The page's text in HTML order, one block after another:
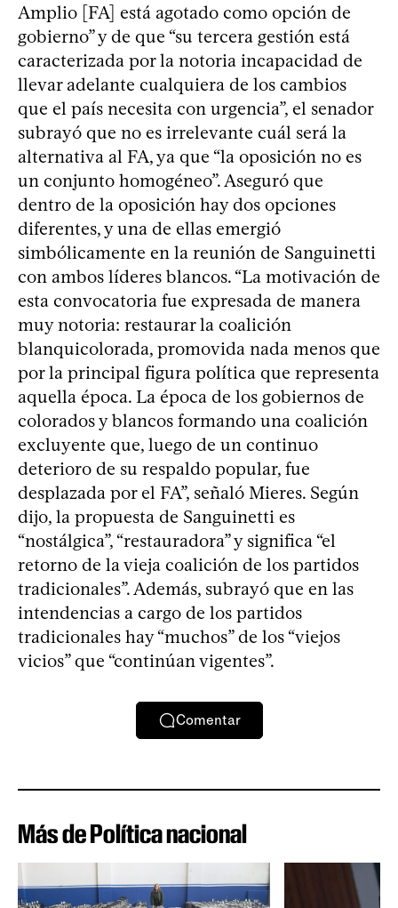
Amplio [FA] está agotado como opción de
gobierno” y de que “su tercera gestión está
caracterizada por la notoria incapacidad de
llevar adelante cualquiera de los cambios
que el país necesita con urgencia”, el senador
subrayó que no es irrelevante cuál será la
alternativa al FA, ya que “la oposición no es
un conjunto homogéneo”. Aseguró que
dentro de la oposición hay dos opciones
diferentes, y una de ellas emergió
simbólicamente en la reunión de Sanguinetti
con ambos líderes blancos. “La motivación de
esta convocatoria fue expresada de manera
muy notoria: restaurar la coalición
blanquicolorada, promovida nada menos que
por la principal figura política que representa
aquella época. La época de los gobiernos de
colorados y blancos formando una coalición
excluyente que, luego de un continuo
deterioro de su respaldo popular, fue
desplazada por el FA”, señaló Mieres. Según
dijo, la propuesta de Sanguinetti es
“nostálgica”, “restauradora” y significa “el
retorno de la vieja coalición de los partidos
tradicionales”. Además, subrayó que en las
intendencias a cargo de los partidos
tradicionales hay “muchos” de los “viejos
vicios” que “continúan vigentes”.
Comentar
Más de Política nacional